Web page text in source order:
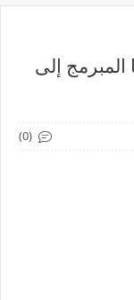
إلى
(0)